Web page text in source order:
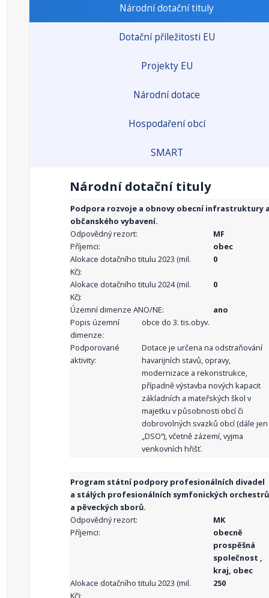
Národní dotační tituly
Dotační příležitosti EU
Projekty EU
Národní dotace
Hospodaření obcí
SMART
Národní dotační tituly
Podpora rozvoje a obnovy obecní infrastruktury
občanského vybavení.
Odpovědný rezort:
MF
Příjemci:
obec
Alokace dotačního titulu 2023 (mil.
Kč):
0
Alokace dotačního titulu 2024 (mil.
Kč):
0
Územní dimenze ANO/NE:
ano
Popis územní
dimenze:
obce do 3. tis.obyv.
Podporované
aktivity:
Dotace je určena na odstraňování
havarijních stavů, opravy,
modernizace a rekonstrukce,
případně výstavba nových kapacit
základních a mateřských škol v
majetku v působnosti obcí či
dobrovolných svazků obcí (dále jen
„DSO“), včetně zázemí, vyjma
venkovních hřišť.
Program státní podpory profesionálních divadel
a stálých profesionálních symfonických orchestrů
a pěveckých sborů.
Odpovědný rezort:
MK
Příjemci:
obecně
prospěšná
společnost ,
kraj, obec
Alokace dotačního titulu 2023 (mil.
Kč):
250